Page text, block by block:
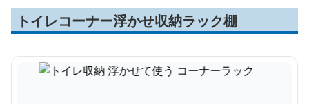
トイレコーナー浮かせ収納ラック棚